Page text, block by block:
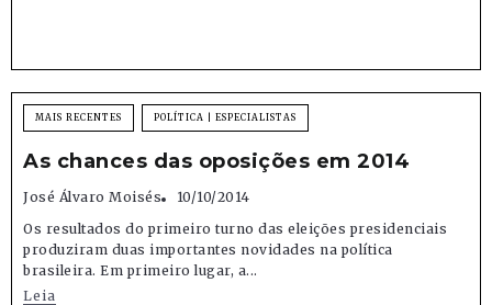
MAIS RECENTES POLÍTICA | ESPECIALISTAS
As chances das oposições em 2014
José Álvaro Moisés
10/10/2014
Os resultados do primeiro turno das eleições presidenciais
produziram duas importantes novidades na política
brasileira. Em primeiro lugar, a...
Leia